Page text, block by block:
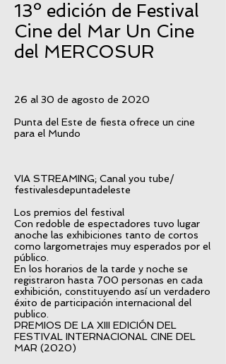
13º edición de Festival
Cine del Mar Un Cine
del MERCOSUR
26 al 30 de agosto de 2020
Punta del Este de fiesta ofrece un cine
para el Mundo
VIA STREAMING; Canal you tube/
festivalesdepuntadeleste
Los premios del festival
Con redoble de espectadores tuvo lugar
anoche las exhibiciones tanto de cortos
como largometrajes muy esperados por el
público.
En los horarios de la tarde y noche se
registraron hasta 700 personas en cada
exhibición, constituyendo así un verdadero
éxito de participación internacional del
publico.
PREMIOS DE LA XIII EDICIÓN DEL
FESTIVAL INTERNACIONAL CINE DEL
MAR (2020)